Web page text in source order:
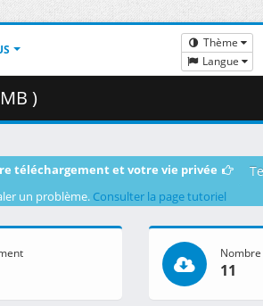
Thème
Langue
)
téléchargement et votre vie privée
un problème. Consulter la page tutoriel
11